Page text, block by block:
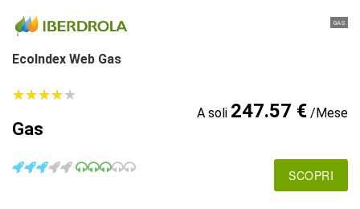
GAS
EcoIndex Web Gas
★★★★★
★★★★★
Gas
A soli 247.57 €/Mese
SCOPRI